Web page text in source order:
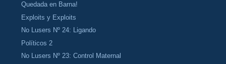
Quedada en Barna!
Exploits y Exploits
No Lusers Nº 24: Ligando
Políticos 2
No Lusers Nº 23: Control Maternal